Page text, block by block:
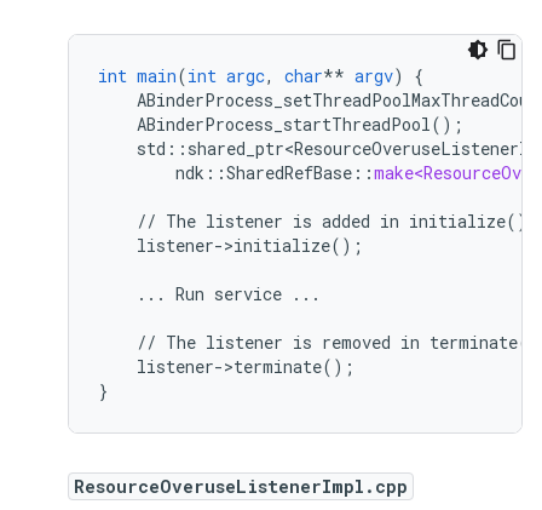
int main(int argc, char** argv)
{
ABinderProcess_startThreadPool() ;
std : :
ndk ::SharedRefBase ::
// The listener is added in initialize().
listener->initialize() ;
... Run service ...
// The listener is removed in
listener->terminate() ;
}
ResourceOveruseListenerImpl.cpp